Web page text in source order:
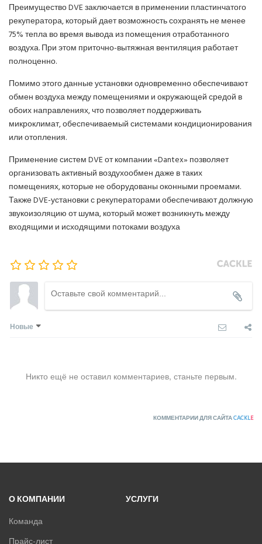
Преимущество DVE заключается в применении пластинчатого
рекуператора, который дает возможность сохранять не менее
75% тепла во время вывода из помещения отработанного
воздуха. При этом приточно-вытяжная вентиляция работает
полноценно.
Помимо этого данные установки одновременно обеспечивают
обмен воздуха между помещениями и окружающей средой в
обоих направлениях, что позволяет поддерживать
микроклимат, обеспечиваемый системами кондиционирования
или отопления.
Применение систем DVE от компании «Dantex» позволяет
организовать активный воздухообмен даже в таких
помещениях, которые не оборудованы оконными проемами.
Также DVE-установки с рекуператорами обеспечивают должную
звукоизоляцию от шума, который может возникнуть между
входящими и исходящими потоками воздуха
Новые
Никто ещё не оставил комментариев, станьте первым.
КОММЕНТАРИИ ДЛЯ САЙТАCACKLE
О КОМПАНИИ
Команда
УСЛУГИ